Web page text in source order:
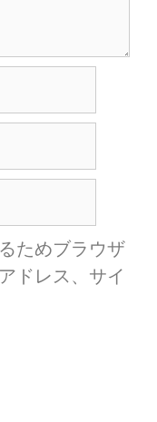
ためブラウザ
ドレス、サイ